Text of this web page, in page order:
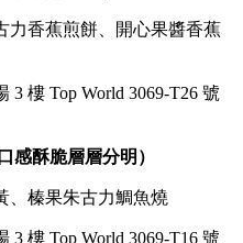
力香蕉煎餅、開心果醬香蕉
3 樓 Top World 3069-T26 號
感酥脆層層分明）
、榛果朱古力鯛魚燒
3 樓 Top World 3069-T16 號